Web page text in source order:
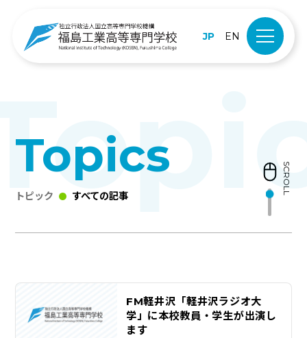
JP EN
Topics
トピック すべての記事
SCROLL
FM軽井沢「軽井沢ラジオ大
学」に本校教員・学生が出演し
ます